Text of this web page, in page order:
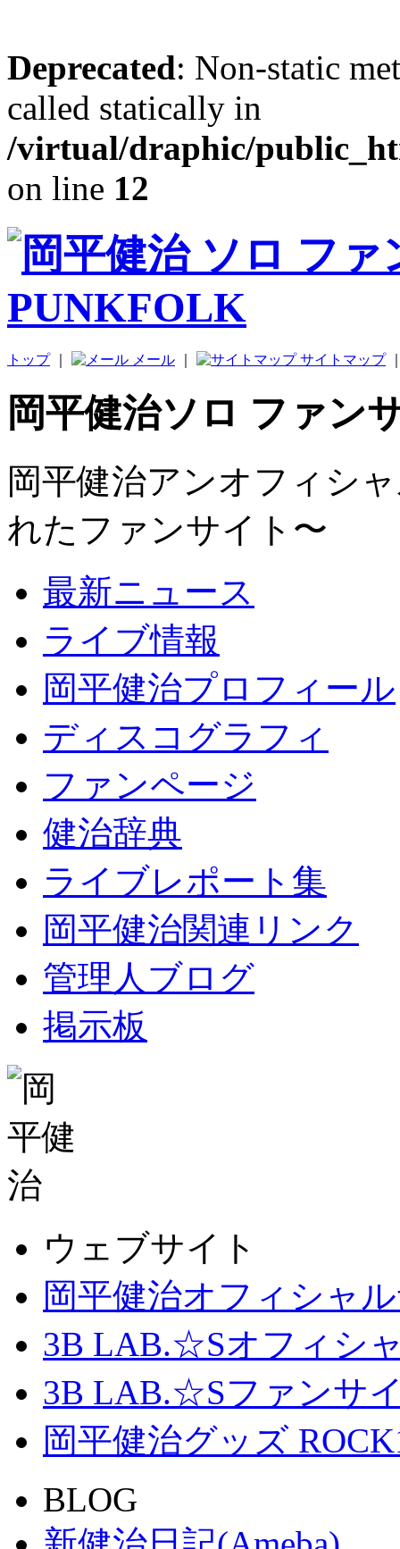
Deprecated: Non-static
called statically in
/virtual/draphic/
on line 12
トップ｜ メール サイトマップ
岡平健治ソロ ファン
岡平健治アンオフィシ
れたファンサイト〜
最新ニュース
ライブ情報
岡平健治プロフィール
ディスコグラフィ
ファンページ
健治辞典
ライブレポート集
岡平健治関連リンク
管理人ブログ
掲示板
ウェブサイト
岡平健治オフィシャ
3B LAB.☆Sオフィシ
3B LAB.☆Sファンサイ
岡平健治グッズ
BLOG